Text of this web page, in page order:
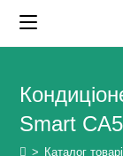
Smart
> Каталог